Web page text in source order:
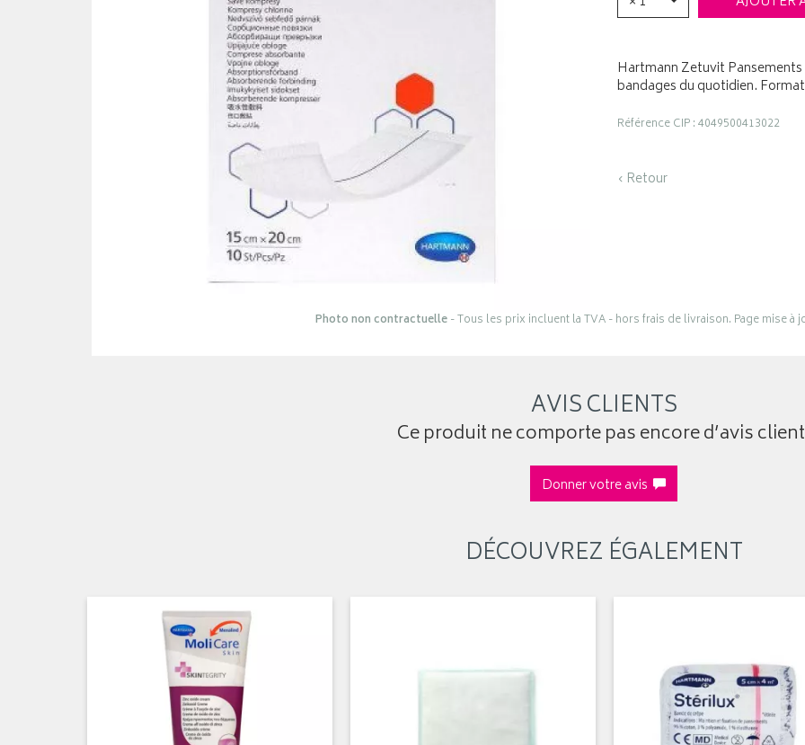
Hartmann Zetuvit Pansements
bandages du quotidien.
Référence CIP : 4049500413022
‹ Retour
Photo non contractuelle- Tous les prix incluent la TVA - hors frais de livraison. Page mise à
AVIS CLIENTS
Ce produit ne comporte pas encore d’avis
Donner votre avis
DÉCOUVREZ ÉGALEMENT